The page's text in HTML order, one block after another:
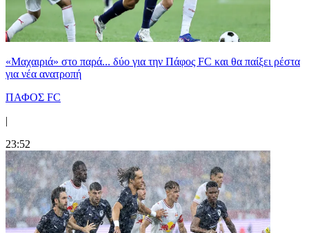
«Μαχαιριά» στο παρά... δύο για την Πάφος FC και θα παίξει ρέστα
για νέα ανατροπή
ΠΑΦΟΣ FC
|
23:52